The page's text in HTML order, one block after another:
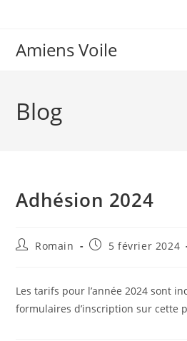
contentAmiens Voile
Blog
Adhésion 2024
Auteur/autrice
publication :
Romain
Publication
5 février 2024
Les tarifs pour l’année 2024 sont
formulaires d’inscription sur cette